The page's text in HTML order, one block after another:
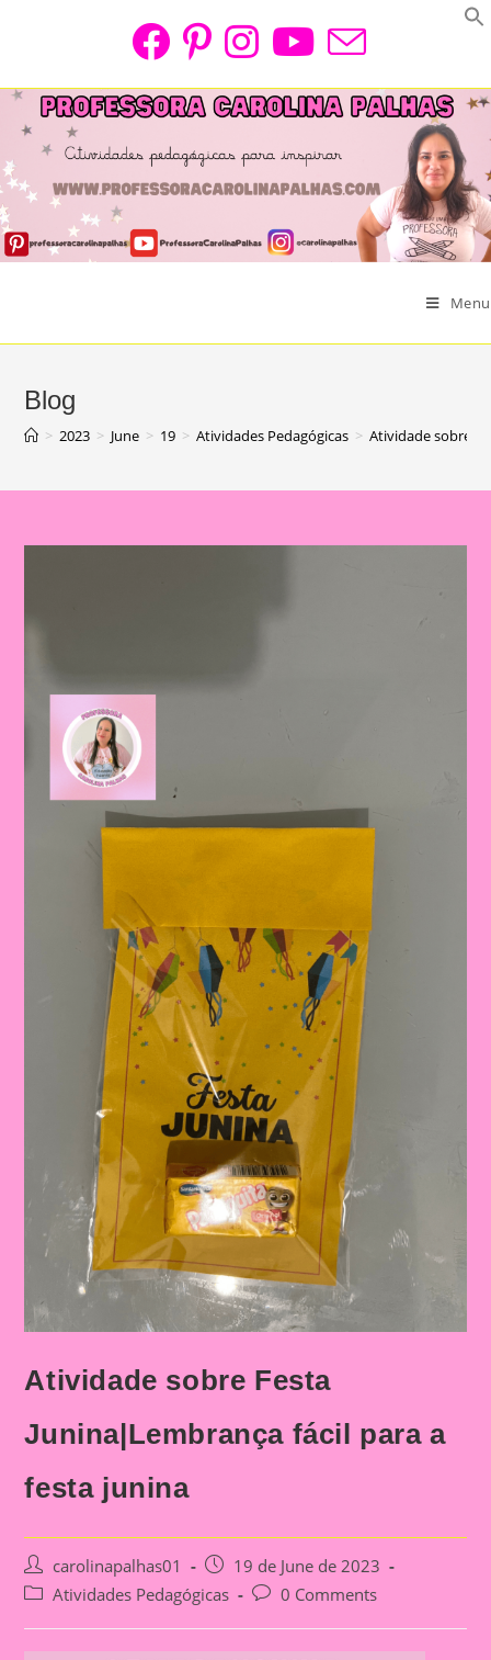
Menu
Blog
> 2023 > June > 19 > Atividades Pedagógicas > Atividade sobre
Atividade sobre Festa
Junina|Lembrança fácil para a
festa junina
Post
author:
carolinapalhas01
Post
published:
19 de June de 2023
PostAtividades Pedagógicas
Post0 Comments